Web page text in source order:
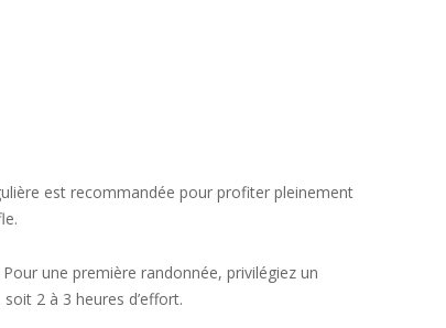
est recommandée pour profiter pleinement
une première randonnée, privilégiez un
2 à 3 heures d’effort.